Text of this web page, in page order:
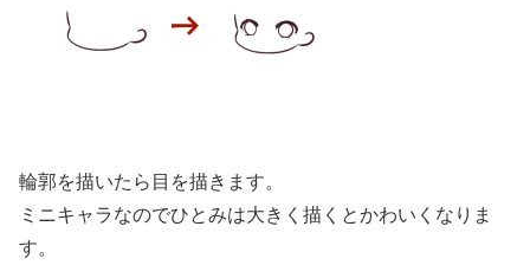
輪郭を描いたら目を描きます。
ミニキャラなのでひとみは大きく描くとかわいくなりま
す。